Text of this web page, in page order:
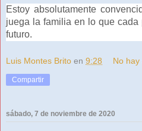
Estoy absolutamente
juega la familia en lo que cada
futuro.
Luis Montes Brito en 9:28 No hay
Compartir
sábado, 7 de noviembre de 2020